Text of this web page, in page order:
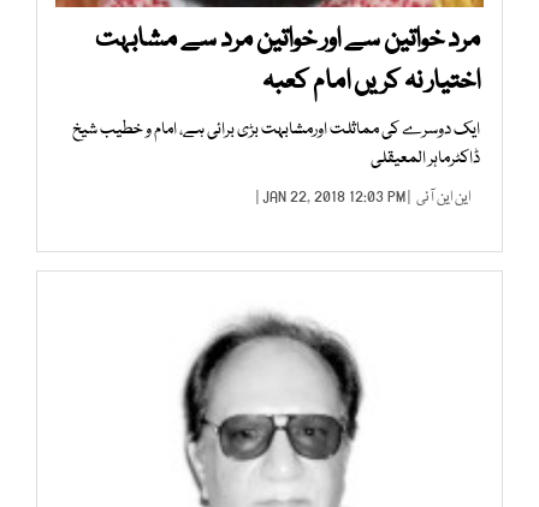
مرد خواتین سے اور خواتین مرد سے مشابہت
اختیار نہ کریں امام کعبہ
ایک دوسرے کی مماثلت اورمشابہت بڑی برائی ہے، امام و خطیب شیخ
ڈاکٹرماہر المعیقلی
این این آئی | JAN 22, 2018 12:03 PM |